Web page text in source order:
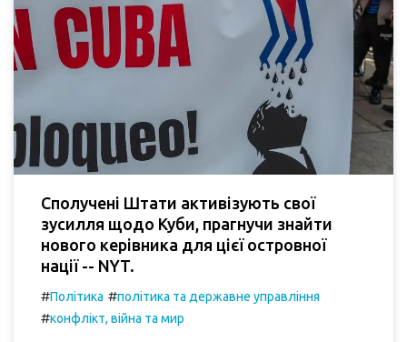
Сполучені Штати активізують свої
зусилля щодо Куби, прагнучи знайти
нового керівника для цієї островної
нації -- NYT.
#Політика #політика та державне управління
#конфлікт, війна та мир